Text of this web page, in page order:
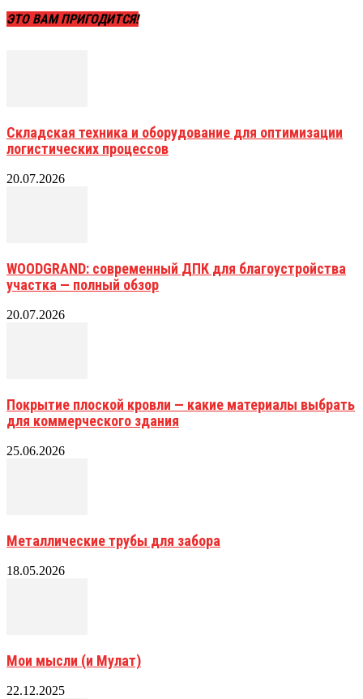
ЭТО ВАМ ПРИГОДИТСЯ!
Складская техника и оборудование для оптимизации
логистических процессов
20.07.2026
WOODGRAND: современный ДПК для благоустройства
участка — полный обзор
20.07.2026
Покрытие плоской кровли — какие материалы выбрать
для коммерческого здания
25.06.2026
Металлические трубы для забора
18.05.2026
Мои мысли (и Мулат)
22.12.2025